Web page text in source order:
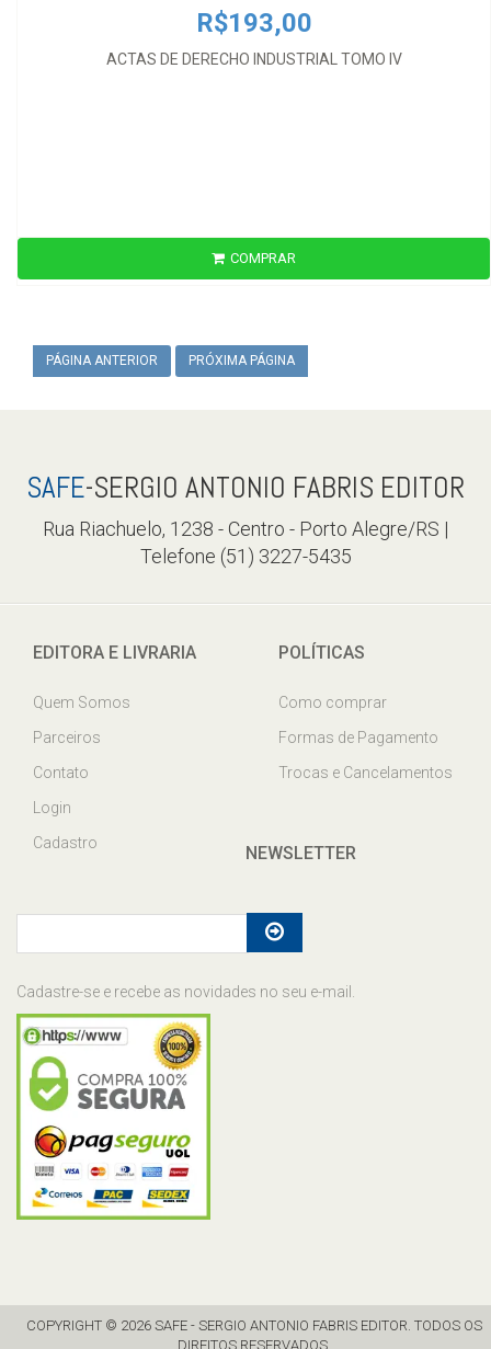
R$193,00
ACTAS DE DERECHO INDUSTRIAL TOMO IV
COMPRAR
PÁGINA ANTERIOR PRÓXIMA PÁGINA
SAFE-SERGIO ANTONIO FABRIS EDITOR
Rua Riachuelo, 1238 - Centro - Porto Alegre/RS |
Telefone (51) 3227-5435
EDITORA E LIVRARIA
Quem Somos
Parceiros
Contato
Login
Cadastro
POLÍTICAS
Como comprar
Formas de Pagamento
Trocas e Cancelamentos
NEWSLETTER
Cadastre-se e recebe as novidades no seu e-mail.
COPYRIGHT © 2026 SAFE - SERGIO ANTONIO FABRIS EDITOR. TODOS OS
DIREITOS RESERVADOS.